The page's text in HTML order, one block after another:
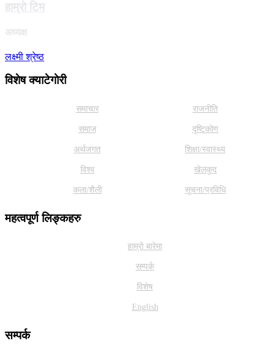
हाम्राे टिम
अध्यक्ष
लक्ष्मी श्रेष्ठ
विशेष क्याटेगाेरी
समाचार राजनीति
समाज दृष्टिकोण
अर्थजगत शिक्षा/स्वास्थ्य
विश्व खेलकुद
कला/शैली सूचना/प्रविधि
महत्वपूर्ण लिङ्कहरु
हाम्राे बारेमा
सम्पर्क
विशेष
English
सम्पर्क